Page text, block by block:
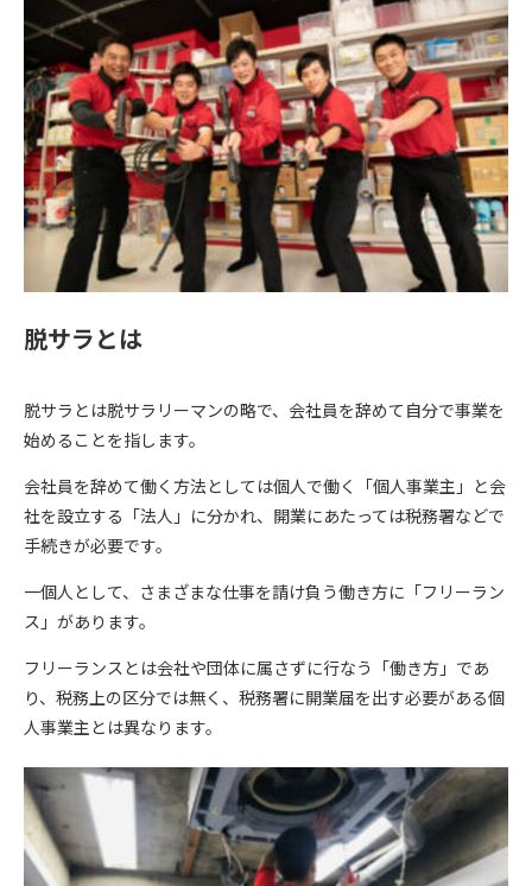
脱サラとは
脱サラとは脱サラリーマンの略で、会社員を辞めて自分で事業を
始めることを指します。
会社員を辞めて働く方法としては個人で働く「個人事業主」と会
社を設立する「法人」に分かれ、開業にあたっては税務署などで
手続きが必要です。
一個人として、さまざまな仕事を請け負う働き方に「フリーラン
ス」があります。
フリーランスとは会社や団体に属さずに行なう「働き方」であ
り、税務上の区分では無く、税務署に開業届を出す必要がある個
人事業主とは異なります。